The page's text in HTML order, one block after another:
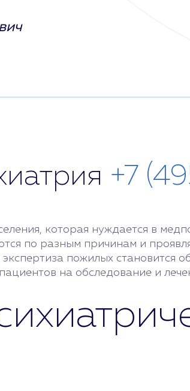
+7
которая нуждается в
по разным причинам и
пожилых становится
на обследование и